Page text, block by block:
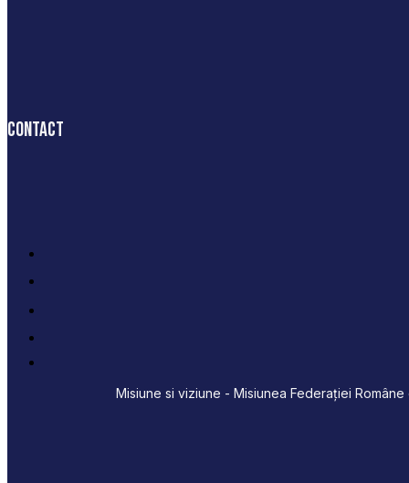
Contact
Misiune si viziune - Misiunea Federației